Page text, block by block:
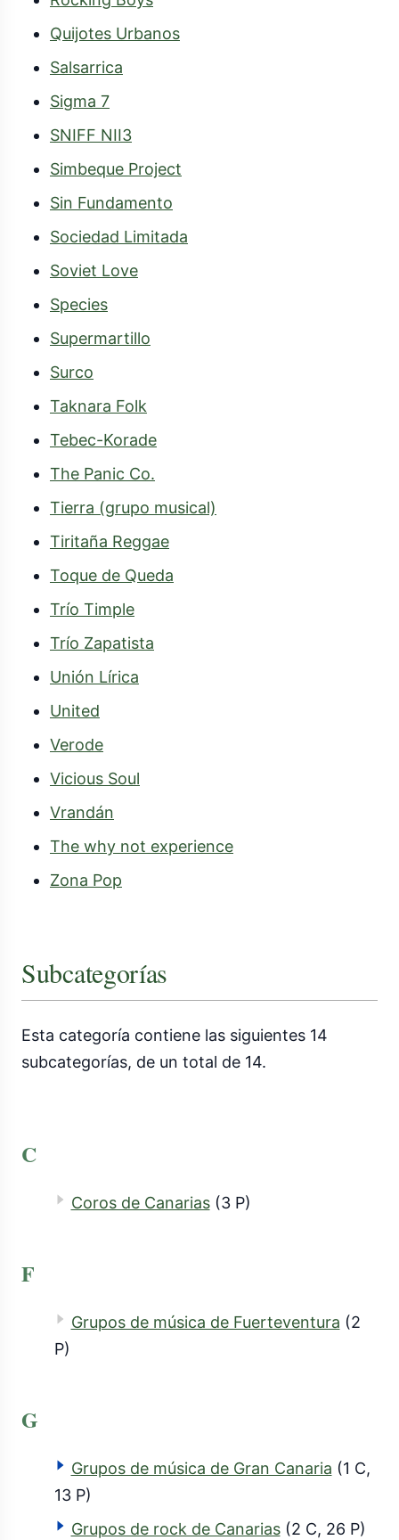
Quijotes Urbanos
Salsarrica
Sigma 7
SNIFF NII3
Simbeque Project
Sin Fundamento
Sociedad Limitada
Soviet Love
Species
Supermartillo
Surco
Taknara Folk
The Panic Co.
Tierra (grupo musical)
Tiritaña Reggae
Toque de Queda
Trío Timple
Trío Zapatista
Unión Lírica
United
Verode
Vicious Soul
Vrandán
The why not experience
Zona Pop
Subcategorías
Esta categoría contiene las siguientes 14
subcategorías, de un total de 14.
C
Coros de Canarias (3 P)
F
Grupos de música de Fuerteventura (2
P)
G
Grupos de música de Gran Canaria (1 C,
13 P)
Grupos de rock de Canarias (2 C, 26 P)